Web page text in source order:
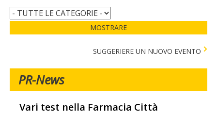
MOSTRARE
SUGGERIERE UN NUOVO EVENTO
PR-News
Vari test nella Farmacia Città